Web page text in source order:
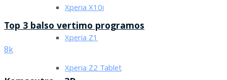
Xperia X10i
Xperia Z1
Xperia Z2 Tablet
Top 3 balso vertimo programos
8k